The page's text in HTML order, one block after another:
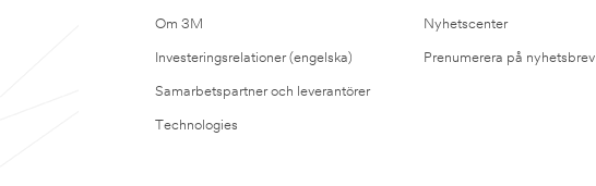
Om 3M
Investeringsrelationer (engelska)
Samarbetspartner och leverantörer
Technologies
Nyhetscenter
Prenumerera på nyhetsbrev